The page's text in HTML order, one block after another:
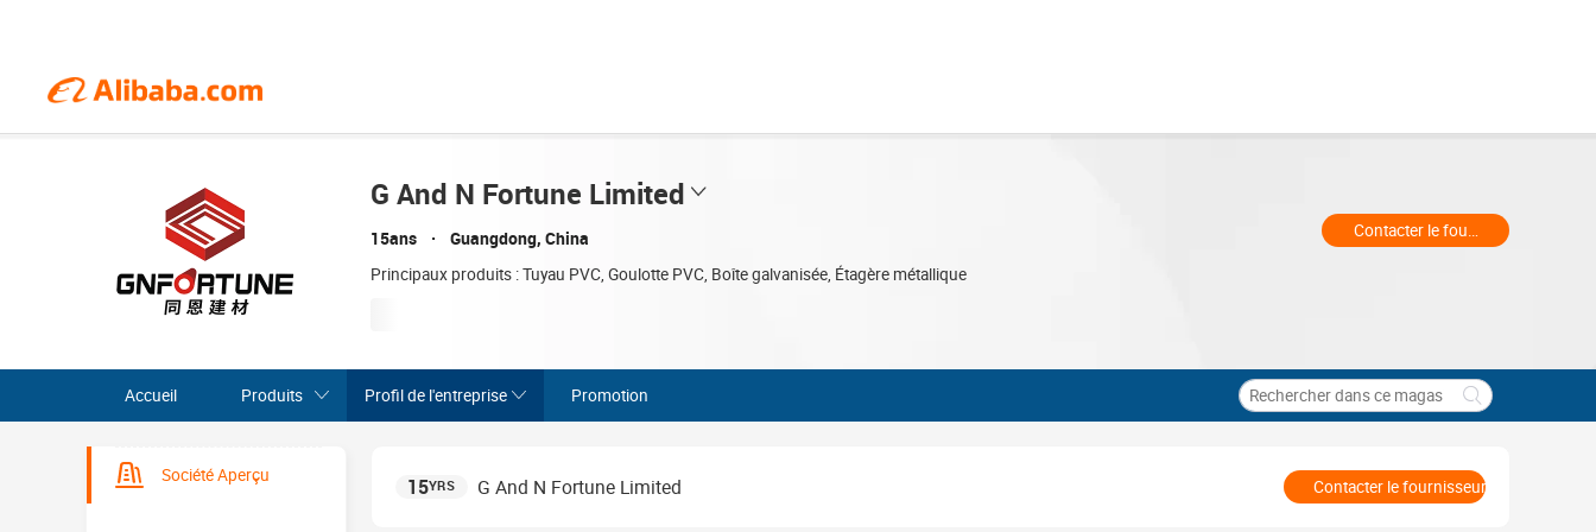
G And N Fortune Limited
15ans Guangdong, China
Principaux produits : Tuyau PVC, Goulotte PVC, Boîte galvanisée, Étagère métallique
Contacter le fournisseur
Accueil Produits Profil de l'entreprise Promotion
Société Aperçu 15YRS G And N Fortune Limited Contacter le fournisseur